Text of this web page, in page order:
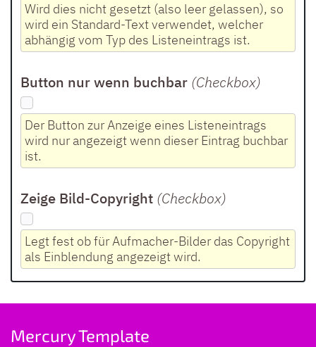
Wird dies nicht gesetzt (also leer gelassen), so
wird ein Standard-Text verwendet, welcher
abhängig vom Typ des Listeneintrags ist.
Button nur wenn buchbar (Checkbox)
Der Button zur Anzeige eines Listeneintrags
wird nur angezeigt wenn dieser Eintrag buchbar
ist.
Zeige Bild-Copyright (Checkbox)
Legt fest ob für Aufmacher-Bilder das Copyright
als Einblendung angezeigt wird.
Mercury Template